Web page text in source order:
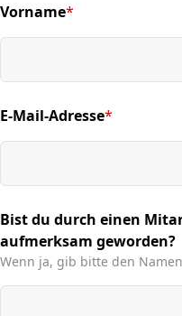
Vorname*
(required)
E-Mail-Adresse*
(required)
Bist du durch einen
aufmerksam geworden?
Wenn ja, gib bitte den